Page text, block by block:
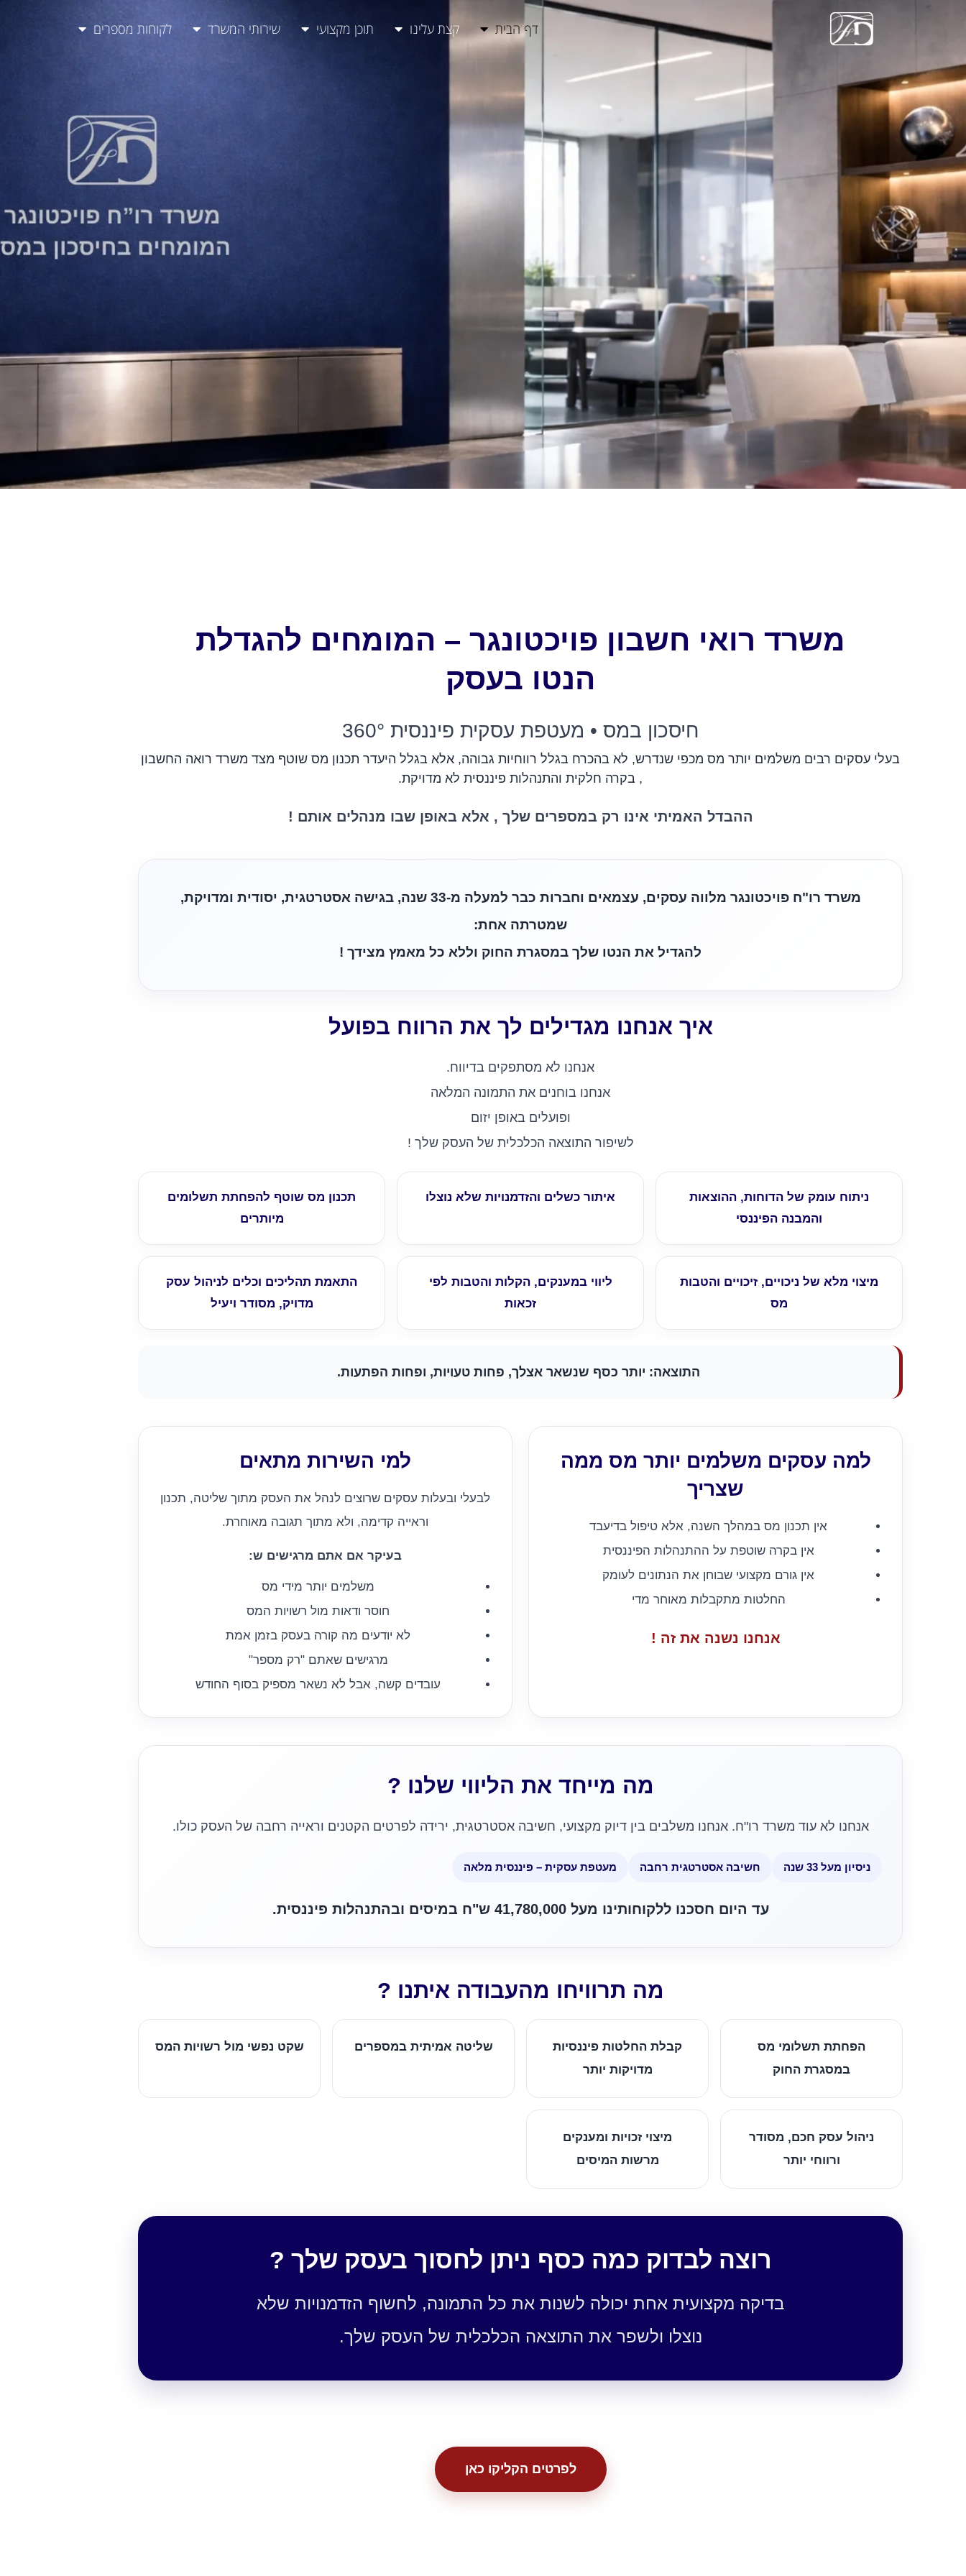
דף הבית קצת עלינו תוכן מקצועי שירותי המשרד לקוחות מספרים
משרד רואי חשבון פויכטונגר – המומחים להגדלת
הנטו בעסק
חיסכון במס • מעטפת עסקית פיננסית 360°
בעלי עסקים רבים משלמים יותר מס מכפי שנדרש, לא בהכרח בגלל רווחיות גבוהה, אלא בגלל היעדר תכנון מס שוטף מצד משרד רואה החשבון
, בקרה חלקית והתנהלות פיננסית לא מדויקת.
ההבדל האמיתי אינו רק במספרים שלך , אלא באופן שבו מנהלים אותם !
משרד רו"ח פויכטונגר מלווה עסקים, עצמאים וחברות כבר למעלה מ-33 שנה, בגישה אסטרטגית, יסודית ומדויקת,
שמטרתה אחת:
להגדיל את הנטו שלך במסגרת החוק וללא כל מאמץ מצידך !
איך אנחנו מגדילים לך את הרווח בפועל
אנחנו לא מסתפקים בדיווח.
אנחנו בוחנים את התמונה המלאה
ופועלים באופן יזום
לשיפור התוצאה הכלכלית של העסק שלך !
ניתוח עומק של הדוחות, ההוצאות
והמבנה הפיננסי
איתור כשלים והזדמנויות שלא נוצלו
תכנון מס שוטף להפחתת תשלומים
מיותרים
מיצוי מלא של ניכויים, זיכויים והטבות
מס
ליווי במענקים, הקלות והטבות לפי
זכאות
התאמת תהליכים וכלים לניהול עסק
מדויק, מסודר ויעיל
התוצאה: יותר כסף שנשאר אצלך, פחות טעויות, ופחות הפתעות.
למה עסקים משלמים יותר מס ממה
שצריך
אין תכנון מס במהלך השנה, אלא טיפול בדיעבד
אין בקרה שוטפת על ההתנהלות הפיננסית
אין גורם מקצועי שבוחן את הנתונים לעומק
החלטות מתקבלות מאוחר מדי
אנחנו נשנה את זה !
למי השירות מתאים
לבעלי ובעלות עסקים שרוצים לנהל את העסק מתוך שליטה, תכנון
וראייה קדימה, ולא מתוך תגובה מאוחרת.
בעיקר אם אתם מרגישים ש:
משלמים יותר מידי מס
חוסר ודאות מול רשויות המס
לא יודעים מה קורה בעסק בזמן אמת
מרגישים שאתם "רק מספר"
עובדים קשה, אבל לא נשאר מספיק בסוף החודש
מה מייחד את הליווי שלנו ?
אנחנו לא עוד משרד רו"ח. אנחנו משלבים בין דיוק מקצועי, חשיבה אסטרטגית, ירידה לפרטים הקטנים וראייה רחבה של העסק כולו.
ניסיון מעל 33 שנה חשיבה אסטרטגית רחבה מעטפת עסקית – פיננסית מלאה
עד היום חסכנו ללקוחותינו מעל 41,780,000 ש"ח במיסים ובהתנהלות פיננסית.
מה תרוויחו מהעבודה איתנו ?
הפחתת תשלומי מס
במסגרת החוק
קבלת החלטות פיננסיות
מדויקות יותר
שליטה אמיתית במספרים שקט נפשי מול רשויות המס
ניהול עסק חכם, מסודר
ורווחי יותר
מיצוי זכויות ומענקים
מרשות המיסים
רוצה לבדוק כמה כסף ניתן לחסוך בעסק שלך ?
בדיקה מקצועית אחת יכולה לשנות את כל התמונה, לחשוף הזדמנויות שלא
נוצלו ולשפר את התוצאה הכלכלית של העסק שלך.
לפרטים הקליקו כאן